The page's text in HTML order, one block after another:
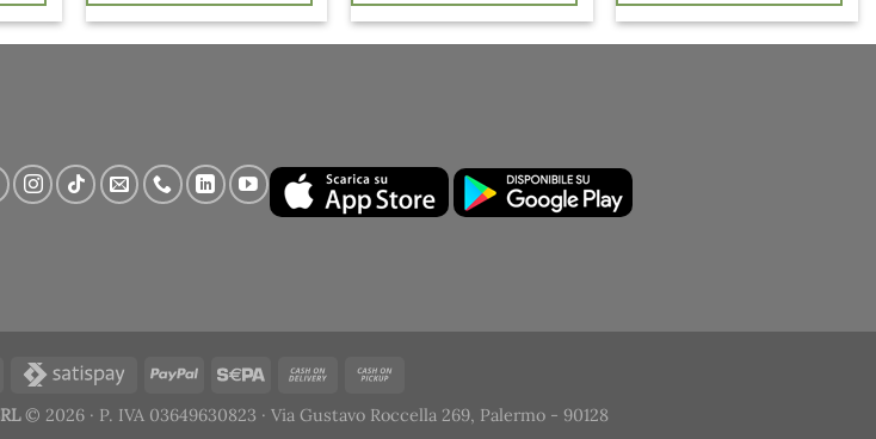
© 2026 · P. IVA 03649630823 · Via Gustavo Roccella 269, Palermo - 90128